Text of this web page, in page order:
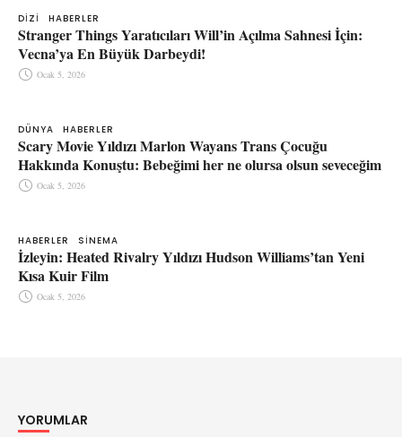
DIZI HABERLER
Stranger Things Yaratıcıları Will’in Açılma Sahnesi İçin:
Vecna’ya En Büyük Darbeydi!
Ocak 5, 2026
DÜNYA HABERLER
Scary Movie Yıldızı Marlon Wayans Trans Çocuğu
Hakkında Konuştu: Bebeğimi her ne olursa olsun seveceğim
Ocak 5, 2026
HABERLER SINEMA
İzleyin: Heated Rivalry Yıldızı Hudson Williams’tan Yeni
Kısa Kuir Film
Ocak 5, 2026
YORUMLAR